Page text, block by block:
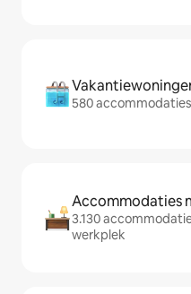
580
Accommodaties
3.130
werkplek